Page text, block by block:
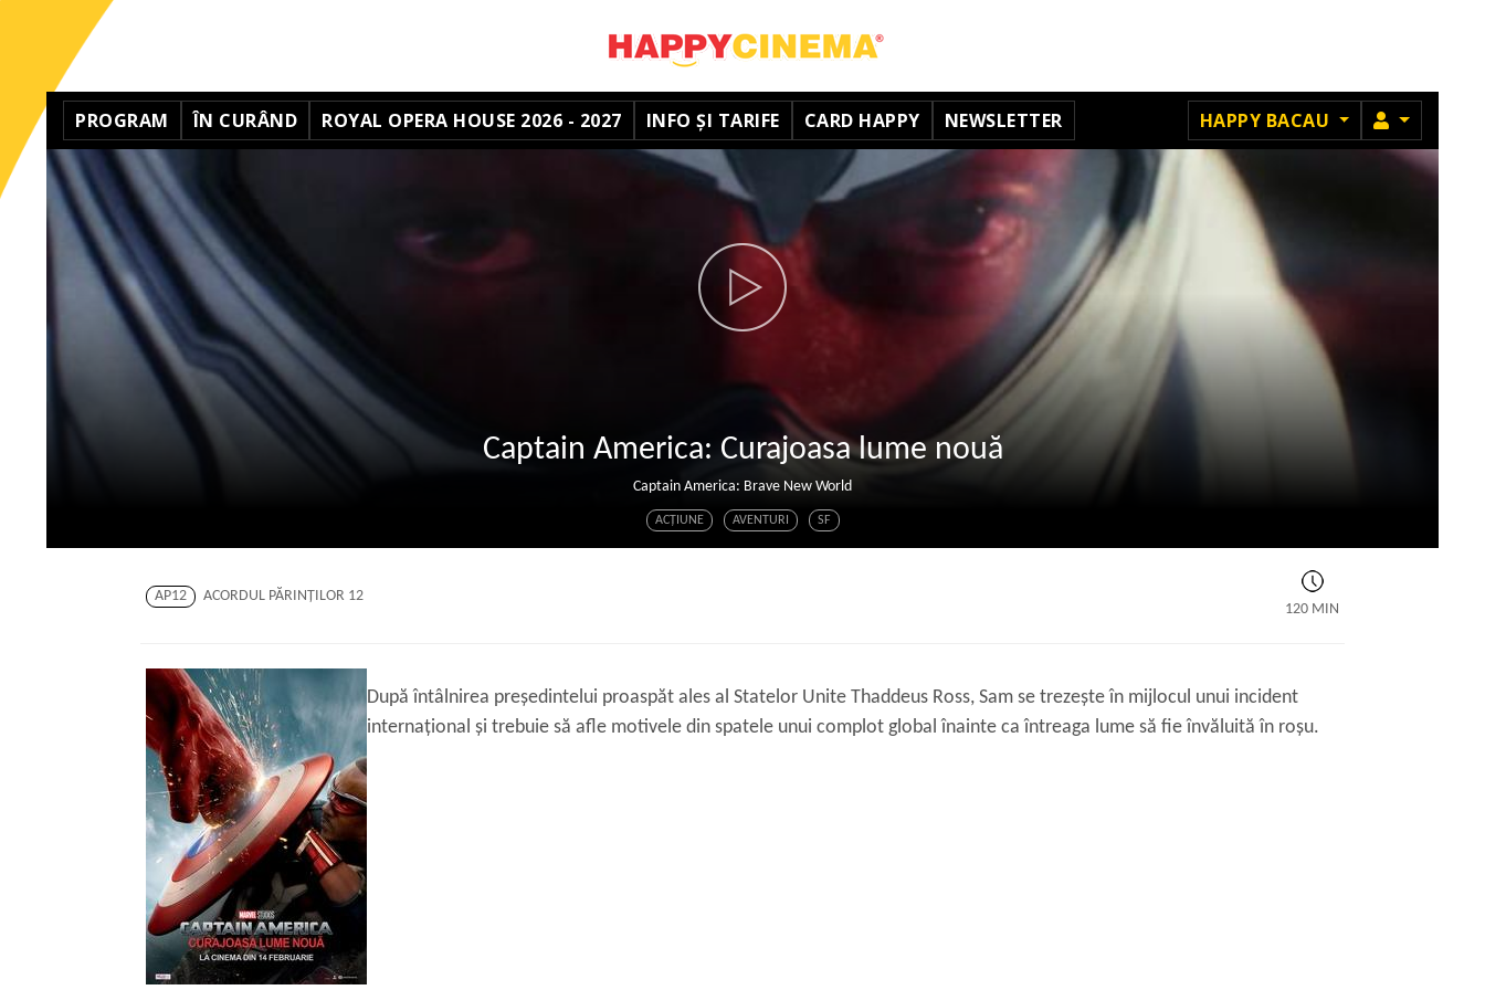
PROGRAM ÎN CURÂND ROYAL OPERA HOUSE 2026 - 2027 INFO ȘI TARIFE CARD HAPPY NEWSLETTER HAPPY BACAU MEMBRU
Captain America: Curajoasa lume nouă
Captain America: Brave New World
ACŢIUNE AVENTURI SF
AP12
ACORDUL PĂRINŢILOR 12
120 MIN
După întâlnirea președintelui proaspăt ales al Statelor Unite Thaddeus Ross, Sam se trezește în mijlocul unui incident
internațional și trebuie să afle motivele din spatele unui complot global înainte ca întreaga lume să fie învăluită în roșu.